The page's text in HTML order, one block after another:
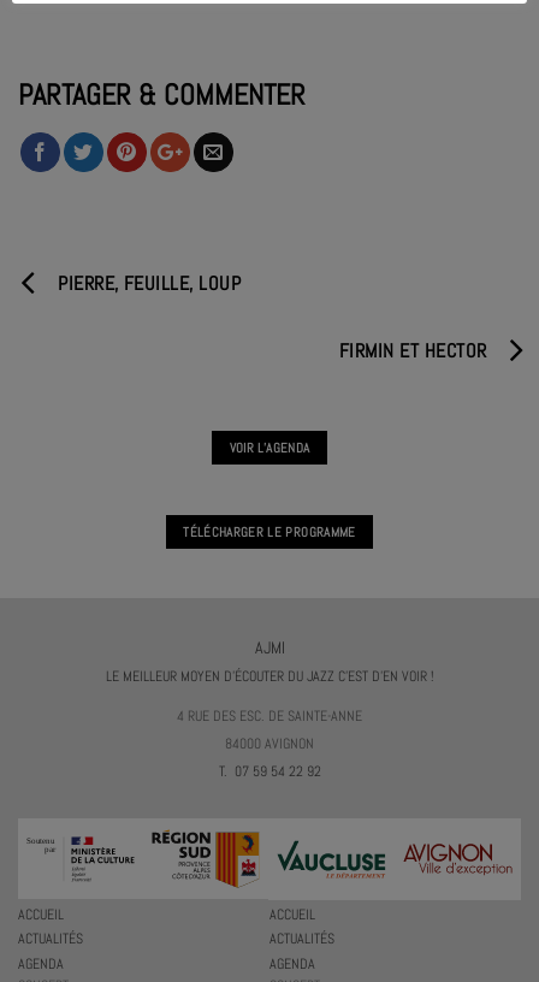
PARTAGER & COMMENTER
PIERRE, FEUILLE, LOUP
FIRMIN ET HECTOR
VOIR L'AGENDA
TÉLÉCHARGER LE PROGRAMME
AJMI
LE MEILLEUR MOYEN D'ÉCOUTER DU JAZZ C'EST D'EN VOIR !
4 RUE DES ESC. DE SAINTE-ANNE
84000 AVIGNON
T. 07 59 54 22 92
ACCUEIL
ACTUALITÉS
AGENDA
ACCUEIL
ACTUALITÉS
AGENDA